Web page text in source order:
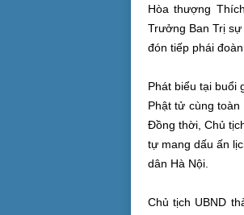
Hòa thượng
Trưởng Ban Trị
đón tiếp phái đoàn.
Phát biểu tại buổi
Phật tử cùng
Đồng thời, Chủ
tự mang dấu ấn
dân Hà Nội.
Chủ tịch UBND